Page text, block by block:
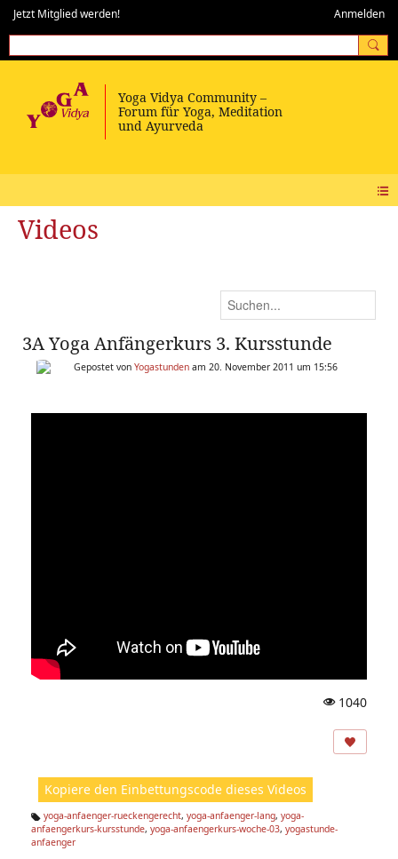
Jetzt Mitglied werden! Anmelden
Videos
3A Yoga Anfängerkurs 3. Kursstunde
Gepostet von Yogastunden am 20. November 2011 um 15:56
1040
Kopiere den Einbettungscode dieses Videos
Ta
g
yoga-anfaenger-rueckengerecht, yoga-anfaenger-lang, yoga-
anfaengerkurs-kursstunde, yoga-anfaengerkurs-woche-03, yogastunde-
anfaenger